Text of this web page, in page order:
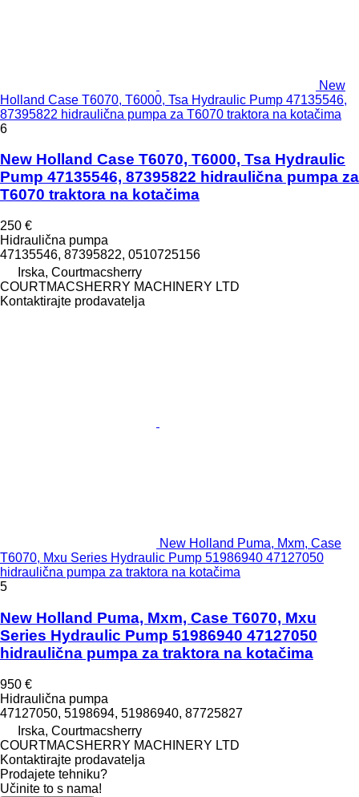
New
Holland Case T6070, T6000, Tsa Hydraulic Pump 47135546,
87395822 hidraulična pumpa za T6070 traktora na kotačima
6
New Holland Case T6070, T6000, Tsa Hydraulic
Pump 47135546, 87395822 hidraulična pumpa za
T6070 traktora na kotačima
250 €
Hidraulična pumpa
47135546, 87395822, 0510725156
Irska, Courtmacsherry
COURTMACSHERRY MACHINERY LTD
Kontaktirajte prodavatelja
New Holland Puma, Mxm, Case
T6070, Mxu Series Hydraulic Pump 51986940 47127050
hidraulična pumpa za traktora na kotačima
5
New Holland Puma, Mxm, Case T6070, Mxu
Series Hydraulic Pump 51986940 47127050
hidraulična pumpa za traktora na kotačima
950 €
Hidraulična pumpa
47127050, 5198694, 51986940, 87725827
Irska, Courtmacsherry
COURTMACSHERRY MACHINERY LTD
Kontaktirajte prodavatelja
Prodajete tehniku?
Učinite to s nama!